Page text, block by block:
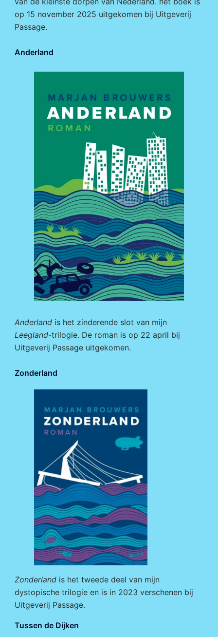
op 15 november 2025 uitgekomen bij Uitgeverij
Passage.
Anderland
Anderland is het zinderende slot van mijn
Leegland-trilogie. De roman is op 22 april bij
Uitgeverij Passage uitgekomen.
Zonderland
Zonderland is het tweede deel van mijn
dystopische trilogie en is in 2023 verschenen bij
Uitgeverij Passage.
Tussen de Dijken